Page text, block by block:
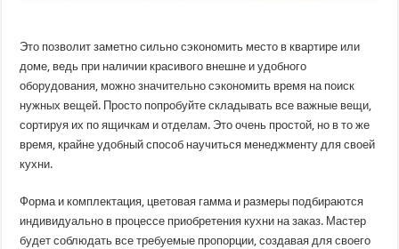
Это позволит заметно сильно сэкономить место в квартире или
доме, ведь при наличии красивого внешне и удобного
оборудования, можно значительно сэкономить время на поиск
нужных вещей. Просто попробуйте складывать все важные вещи,
сортируя их по ящичкам и отделам. Это очень простой, но в то же
время, крайне удобный способ научиться менеджменту для своей
кухни.
Форма и комплектация, цветовая гамма и размеры подбираются
индивидуально в процессе приобретения кухни на заказ. Мастер
будет соблюдать все требуемые пропорции, создавая для своего